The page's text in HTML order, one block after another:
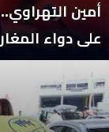
أمين
على دواء